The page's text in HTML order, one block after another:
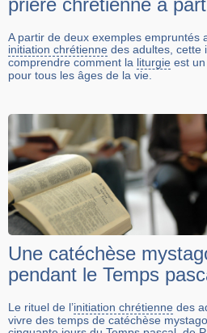
prière chrétienne à
A partir de deux exemples empruntés
initiation chrétienne des adultes, cette
comprendre comment la liturgie est un
pour tous les âges de la vie.
Une catéchèse
pendant le Temps
Le rituel de l’initiation chrétienne des
vivre des temps de catéchèse